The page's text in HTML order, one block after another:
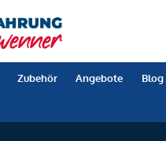
Zubehör Angebote Blog